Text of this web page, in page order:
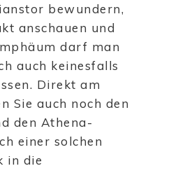
bewundern,
anschauen und
darf man
auch keinesfalls
Direkt am
Sie auch noch den
den Athena-
einer solchen
in die